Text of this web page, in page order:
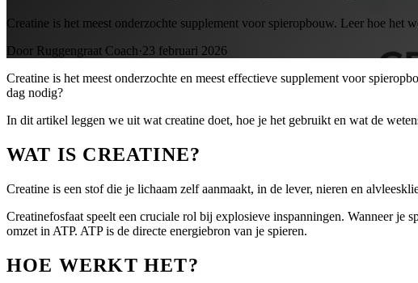
Creatine is het meest onderzochte supplement voor spieropbouw. Leer hoe het
Door Ruggengraat Coach·23 februari 2026
Creatine is het meest onderzochte en meest effectieve supplement voor
dag nodig?
In dit artikel leggen we uit wat creatine doet, hoe je het gebruikt en wat de
WAT IS CREATINE?
Creatine is een stof die je lichaam zelf aanmaakt, in de lever, nieren en
Creatinefosfaat speelt een cruciale rol bij explosieve inspanningen. Wanneer je
omzet in ATP. ATP is de directe energiebron van je spieren.
HOE WERKT HET?